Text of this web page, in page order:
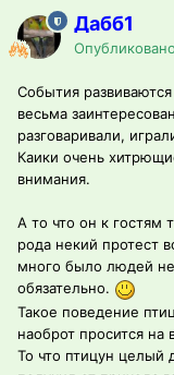
Дабб1
Опубликовано
События
весьма
разговаривали,
Каики очень
внимания.
А то что он к гостям
рода некий протест
много было людей
обязательно.
Такое поведение
наоброт просится на
То что птицун целый